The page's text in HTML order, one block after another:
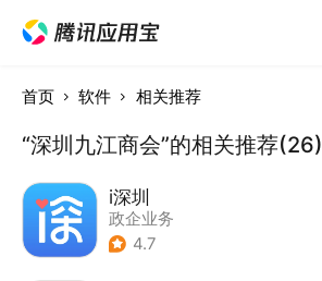
首页 软件 相关推荐
“深圳九江商会”的相关推荐(26)
i深圳
政企业务
4.7